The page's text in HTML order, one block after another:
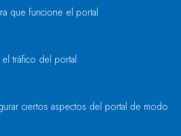
error al cargar el campo
que funcione el portal
tráfico del portal
ciertos aspectos del portal de modo